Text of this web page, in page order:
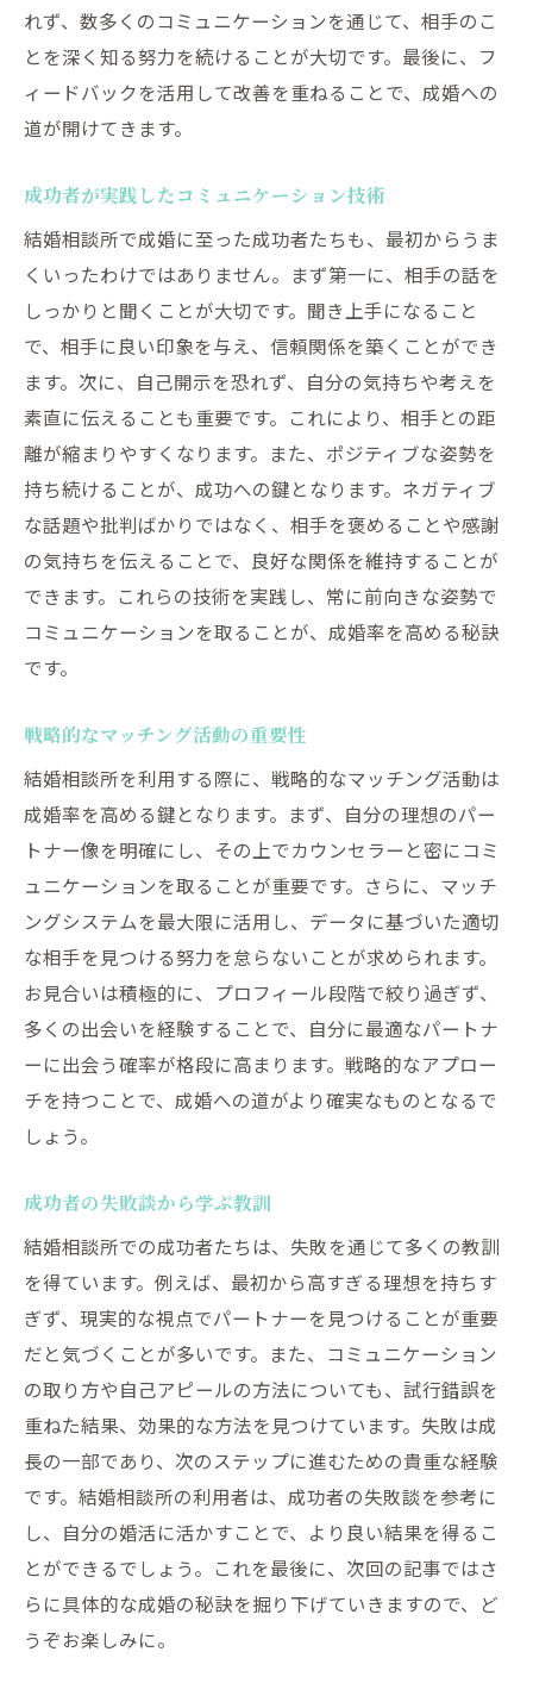
れず、数多くのコミュニケーションを通じて、相手のこ
とを深く知る努力を続けることが大切です。最後に、フ
ィードバックを活用して改善を重ねることで、成婚への
道が開けてきます。
成功者が実践したコミュニケーション技術
結婚相談所で成婚に至った成功者たちも、最初からうま
くいったわけではありません。まず第一に、相手の話を
しっかりと聞くことが大切です。聞き上手になること
で、相手に良い印象を与え、信頼関係を築くことができ
ます。次に、自己開示を恐れず、自分の気持ちや考えを
素直に伝えることも重要です。これにより、相手との距
離が縮まりやすくなります。また、ポジティブな姿勢を
持ち続けることが、成功への鍵となります。ネガティブ
な話題や批判ばかりではなく、相手を褒めることや感謝
の気持ちを伝えることで、良好な関係を維持することが
できます。これらの技術を実践し、常に前向きな姿勢で
コミュニケーションを取ることが、成婚率を高める秘訣
です。
戦略的なマッチング活動の重要性
結婚相談所を利用する際に、戦略的なマッチング活動は
成婚率を高める鍵となります。まず、自分の理想のパー
トナー像を明確にし、その上でカウンセラーと密にコミ
ュニケーションを取ることが重要です。さらに、マッチ
ングシステムを最大限に活用し、データに基づいた適切
な相手を見つける努力を怠らないことが求められます。
お見合いは積極的に、プロフィール段階で絞り過ぎず、
多くの出会いを経験することで、自分に最適なパートナ
ーに出会う確率が格段に高まります。戦略的なアプロー
チを持つことで、成婚への道がより確実なものとなるで
しょう。
成功者の失敗談から学ぶ教訓
結婚相談所での成功者たちは、失敗を通じて多くの教訓
を得ています。例えば、最初から高すぎる理想を持ちす
ぎず、現実的な視点でパートナーを見つけることが重要
だと気づくことが多いです。また、コミュニケーション
の取り方や自己アピールの方法についても、試行錯誤を
重ねた結果、効果的な方法を見つけています。失敗は成
長の一部であり、次のステップに進むための貴重な経験
です。結婚相談所の利用者は、成功者の失敗談を参考に
し、自分の婚活に活かすことで、より良い結果を得るこ
とができるでしょう。これを最後に、次回の記事ではさ
らに具体的な成婚の秘訣を掘り下げていきますので、ど
うぞお楽しみに。